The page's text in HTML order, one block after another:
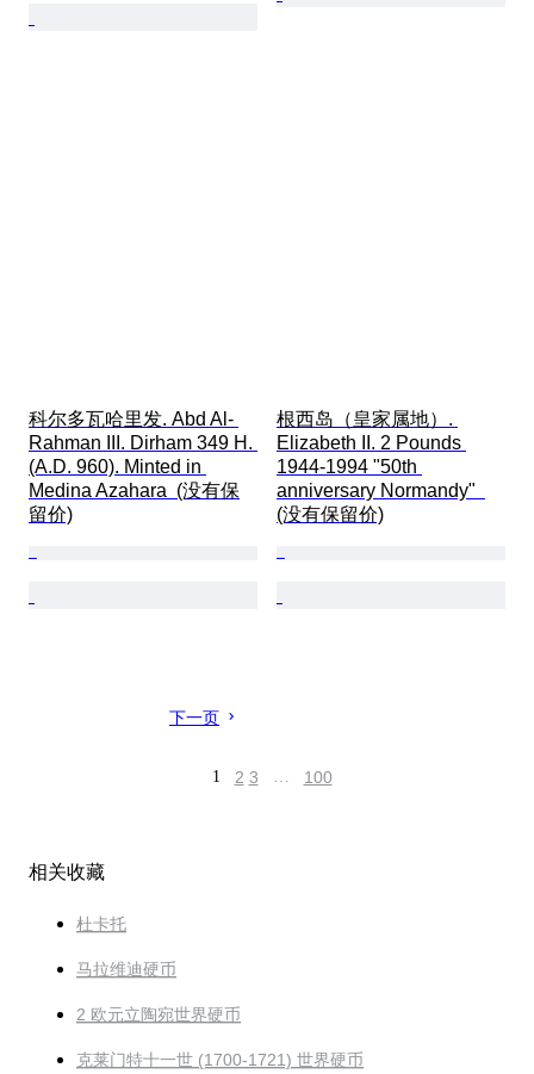
科尔多瓦哈里发. Abd Al-
Rahman III. Dirham 349 H.
(A.D. 960). Minted in
Medina Azahara  (没有保
留价)
根西岛（皇家属地）.
Elizabeth II. 2 Pounds
1944-1994 "50th
anniversary Normandy"
(没有保留价)
下一页
1 2 3 … 100
相关收藏
杜卡托
马拉维迪硬币
2 欧元立陶宛世界硬币
克莱门特十一世 (1700-1721) 世界硬币